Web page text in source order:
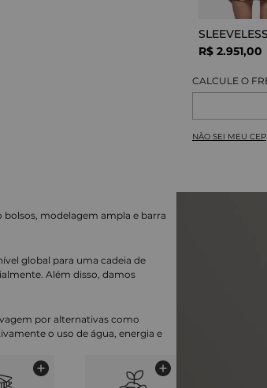
R$ 2.951,00
NÃO SEI MEU CEP
modelagem ampla e barra
global para uma cadeia de
Além disso, damos
por alternativas como
o uso de água, energia e